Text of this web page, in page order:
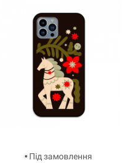
Під замовлення